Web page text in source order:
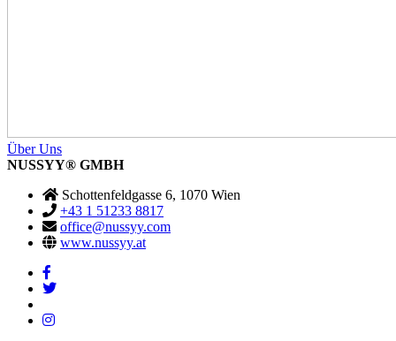
Über Uns
NUSSYY® GMBH
Schottenfeldgasse 6, 1070 Wien
+43 1 51233 8817
office@nussyy.com
www.nussyy.at